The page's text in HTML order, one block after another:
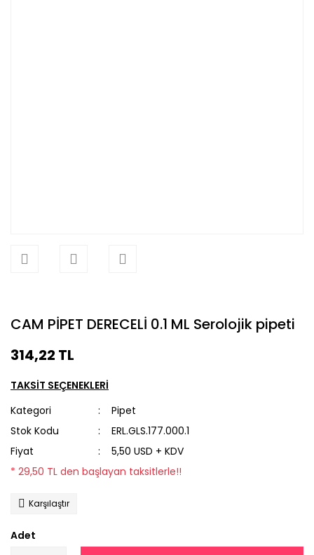
CAM PİPET DERECELİ 0.1 ML Serolojik pipeti
314,22 TL
TAKSİT SEÇENEKLERİ
Kategori
Pipet
Stok Kodu
ERL.GLS.177.000.1
Fiyat
5,50 USD + KDV
* 29,50 TL den başlayan taksitlerle!!
Karşılaştır
Adet